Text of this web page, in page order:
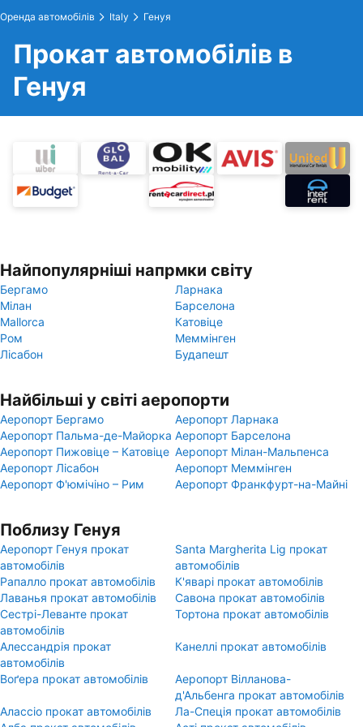
Оренда автомобілів Italy Генуя
Прокат автомобілів в
Генуя
Найпопулярніші напрмки світу
Бергамо
Ларнака
Мілан
Барселона
Mallorca
Катовіце
Ром
Меммінген
Лісабон
Будапешт
Найбільші у світі аеропорти
Аеропорт Бергамо
Аеропорт Ларнака
Аеропорт Пальма-де-Майорка Аеропорт Барселона
Аеропорт Пижовіце – Катовіце Аеропорт Мілан-Мальпенса
Аеропорт Лісабон
Аеропорт Меммінген
Аеропорт Ф'юмічіно – Рим
Аеропорт Франкфурт-на-Майні
Поблизу Генуя
Аеропорт Генуя прокат
автомобілів
Santa Margherita Lig прокат
автомобілів
Рапалло прокат автомобілів
К'яварі прокат автомобілів
Лаванья прокат автомобілів
Савона прокат автомобілів
Сестрі-Леванте прокат
автомобілів
Тортона прокат автомобілів
Алессандрія прокат
автомобілів
Канеллі прокат автомобілів
Воґера прокат автомобілів
Аеропорт Вілланова-
д'Альбенга прокат автомобілів
Алассіо прокат автомобілів
Ла-Спеція прокат автомобілів